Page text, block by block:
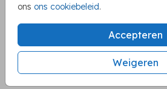
ons ons cookiebeleid.
Accepteren
Weigeren
4. HOE SLUIT JE EEN
TROUWKAART
Er zijn verschillende manieren om
mooie sluitsticker met jullie intialen is
lakzegelkiezen,